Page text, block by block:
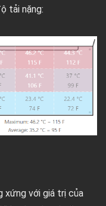
tải nặng:
xứng với giá trị của